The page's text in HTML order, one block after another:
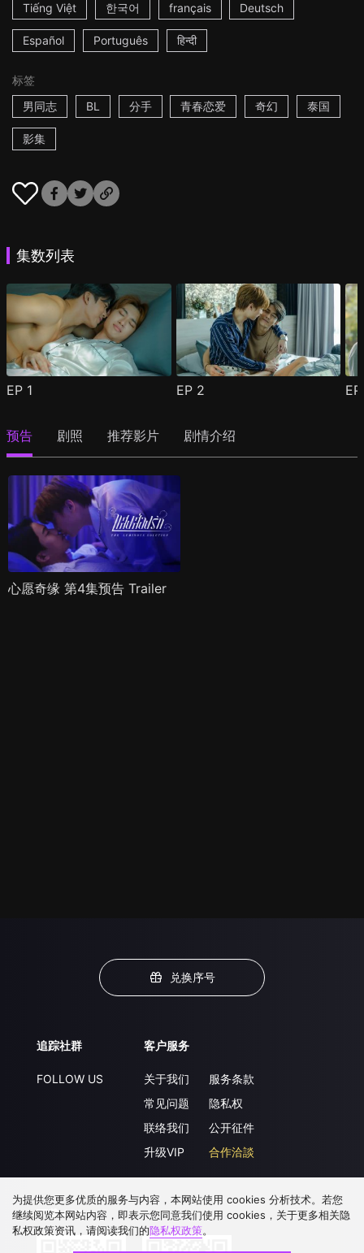
Tiếng Việt 한국어 français Deutsch
Español Português हिन्दी
标签
男同志
BL 分手 青春恋爱 奇幻 泰国
影集
集数列表
EP 1 EP 2
预告 剧照 推荐影片 剧情介绍
心愿奇缘 第4集预告 Trailer
兑换序号
追踪社群
FOLLOW US
客户服务
关于我们
常见问题
联络我们
升级VIP
服务条款
隐私权
公开征件
合作洽談
下载 APP
为提供您更多优质的服务与内容，本网站使用 cookies 分析技术。若您
继续阅览本网站内容，即表示您同意我们使用 cookies，关于更多相关隐
私权政策资讯，请阅读我们的隐私权政策。